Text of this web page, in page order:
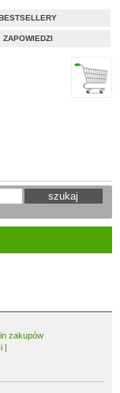
ZAPOWIEDZI
zakupów
|